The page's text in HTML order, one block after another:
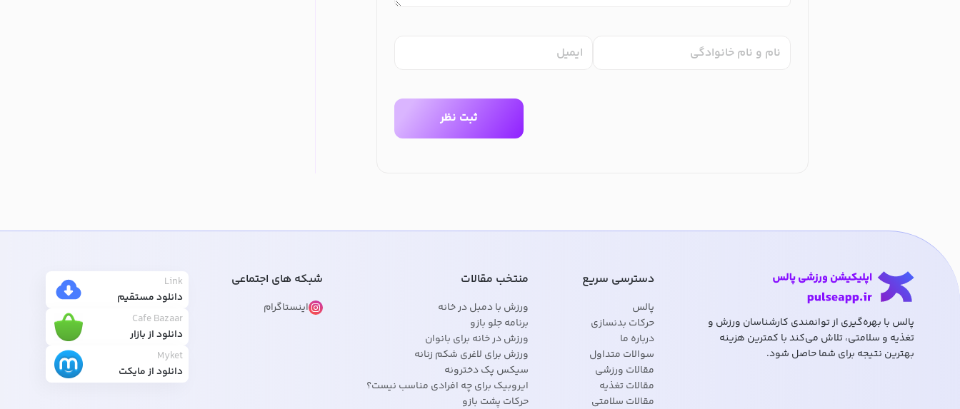
نام و نام خانوادگی ایمیل
ثبت نظر
پالس با بهره‌گیری از توانمندی کارشناسان ورزش و
تغذیه و سلامتی، تلاش می‌کند با کمترین هزینه
بهترین نتیجه برای شما حاصل شود.
دسترسی سریع
پالس
حرکات بدنسازی
درباره ما
سوالات متداول
مقالات ورزشی
مقالات تغذیه
مقالات سلامتی
منتخب مقالات
ورزش با دمبل در خانه
برنامه جلو بازو
ورزش در خانه برای بانوان
ورزش برای لاغری شکم زنانه
سیکس پک دخترونه
ایروبیک برای چه افرادی مناسب نیست؟
حرکات پشت بازو
شبکه های اجتماعی
اینستاگرام
Link
دانلود مستقیم
Cafe Bazaar
دانلود از بازار
Myket
دانلود از مایکت